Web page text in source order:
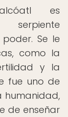
es
Se le
como la
y la
fue uno de
humanidad,
de enseñar